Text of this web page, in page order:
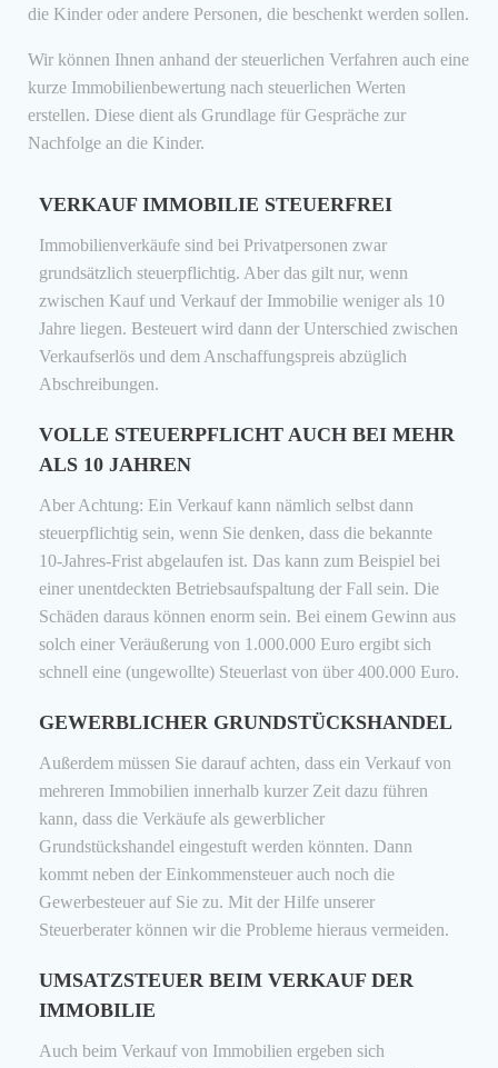
die Kinder oder andere Personen, die beschenkt werden sollen.
Wir können Ihnen anhand der steuerlichen Verfahren auch eine
kurze Immobilienbewertung nach steuerlichen Werten
erstellen. Diese dient als Grundlage für Gespräche zur
Nachfolge an die Kinder.
VERKAUF IMMOBILIE STEUERFREI
Immobilienverkäufe sind bei Privatpersonen zwar
grundsätzlich steuerpflichtig. Aber das gilt nur, wenn
zwischen Kauf und Verkauf der Immobilie weniger als 10
Jahre liegen. Besteuert wird dann der Unterschied zwischen
Verkaufserlös und dem Anschaffungspreis abzüglich
Abschreibungen.
VOLLE STEUERPFLICHT AUCH BEI MEHR
ALS 10 JAHREN
Aber Achtung: Ein Verkauf kann nämlich selbst dann
steuerpflichtig sein, wenn Sie denken, dass die bekannte
10-Jahres-Frist abgelaufen ist. Das kann zum Beispiel bei
einer unentdeckten Betriebsaufspaltung der Fall sein. Die
Schäden daraus können enorm sein. Bei einem Gewinn aus
solch einer Veräußerung von 1.000.000 Euro ergibt sich
schnell eine (ungewollte) Steuerlast von über 400.000 Euro.
GEWERBLICHER GRUNDSTÜCKSHANDEL
Außerdem müssen Sie darauf achten, dass ein Verkauf von
mehreren Immobilien innerhalb kurzer Zeit dazu führen
kann, dass die Verkäufe als gewerblicher
Grundstückshandel eingestuft werden könnten. Dann
kommt neben der Einkommensteuer auch noch die
Gewerbesteuer auf Sie zu. Mit der Hilfe unserer
Steuerberater können wir die Probleme hieraus vermeiden.
UMSATZSTEUER BEIM VERKAUF DER
IMMOBILIE
Auch beim Verkauf von Immobilien ergeben sich